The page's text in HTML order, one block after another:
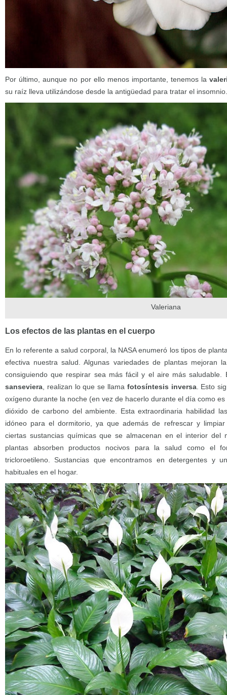
Por último, aunque no por ello menos importante, tenemos la
su raíz lleva utilizándose desde la antigüedad para tratar el insomnio.
Valeriana
Los efectos de las plantas en el cuerpo
En lo referente a salud corporal, la NASA enumeró los tipos de
efectiva nuestra salud. Algunas variedades de plantas mejoran
consiguiendo que respirar sea más fácil y el aire más saludable.
sanseviera , realizan lo que se llama fotosíntesis inversa. Esto
oxígeno durante la noche (en vez de hacerlo durante el día como
dióxido de carbono del ambiente. Esta extraordinaria habilidad
idóneo para el dormitorio, ya que además de refrescar y
ciertas sustancias químicas que se almacenan en el interior del
plantas absorben productos nocivos para la salud como el
tricloroetileno. Sustancias que encontramos en detergentes y
habituales en el hogar.